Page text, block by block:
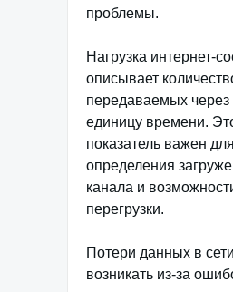
проблемы.
Нагрузка интернет-
описывает
передаваемых через
единицу времени.
показатель важен для
определения
канала и
перегрузки.
Потери данных в
возникать из-за